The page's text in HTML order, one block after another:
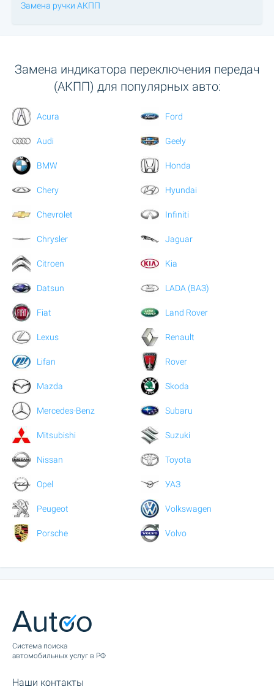
Замена ручки АКПП
Замена индикатора переключения передач
(АКПП) для популярных авто:
Acura
Audi
BMW
Chery
Chevrolet
Chrysler
Citroen
Datsun
Fiat
Ford
Geely
Honda
Hyundai
Infiniti
Jaguar
Kia
LADA (ВАЗ)
Land Rover
Lexus
Lifan
Mazda
Mercedes-Benz
Mitsubishi
Nissan
Opel
Peugeot
Porsche
Renault
Rover
Skoda
Subaru
Suzuki
Toyota
УАЗ
Volkswagen
Volvo
Cистема поиска
автомобильных услуг в РФ
Наши контакты